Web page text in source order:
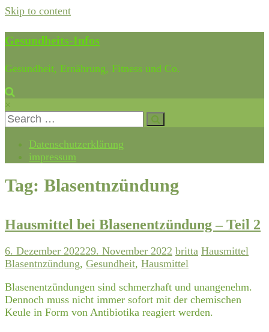
Skip to content
Gesundheits-Infos
Gesundheit, Ernährung, Fitness und Co.
×
Datenschutzerklärung
impressum
Tag: Blasentnzündung
Hausmittel bei Blasenentzündung – Teil 2
6. Dezember 202229. November 2022 britta Hausmittel
Blasentnzündung, Gesundheit, Hausmittel
Blasenentzündungen sind schmerzhaft und unangenehm.
Dennoch muss nicht immer sofort mit der chemischen
Keule in Form von Antibiotika reagiert werden.